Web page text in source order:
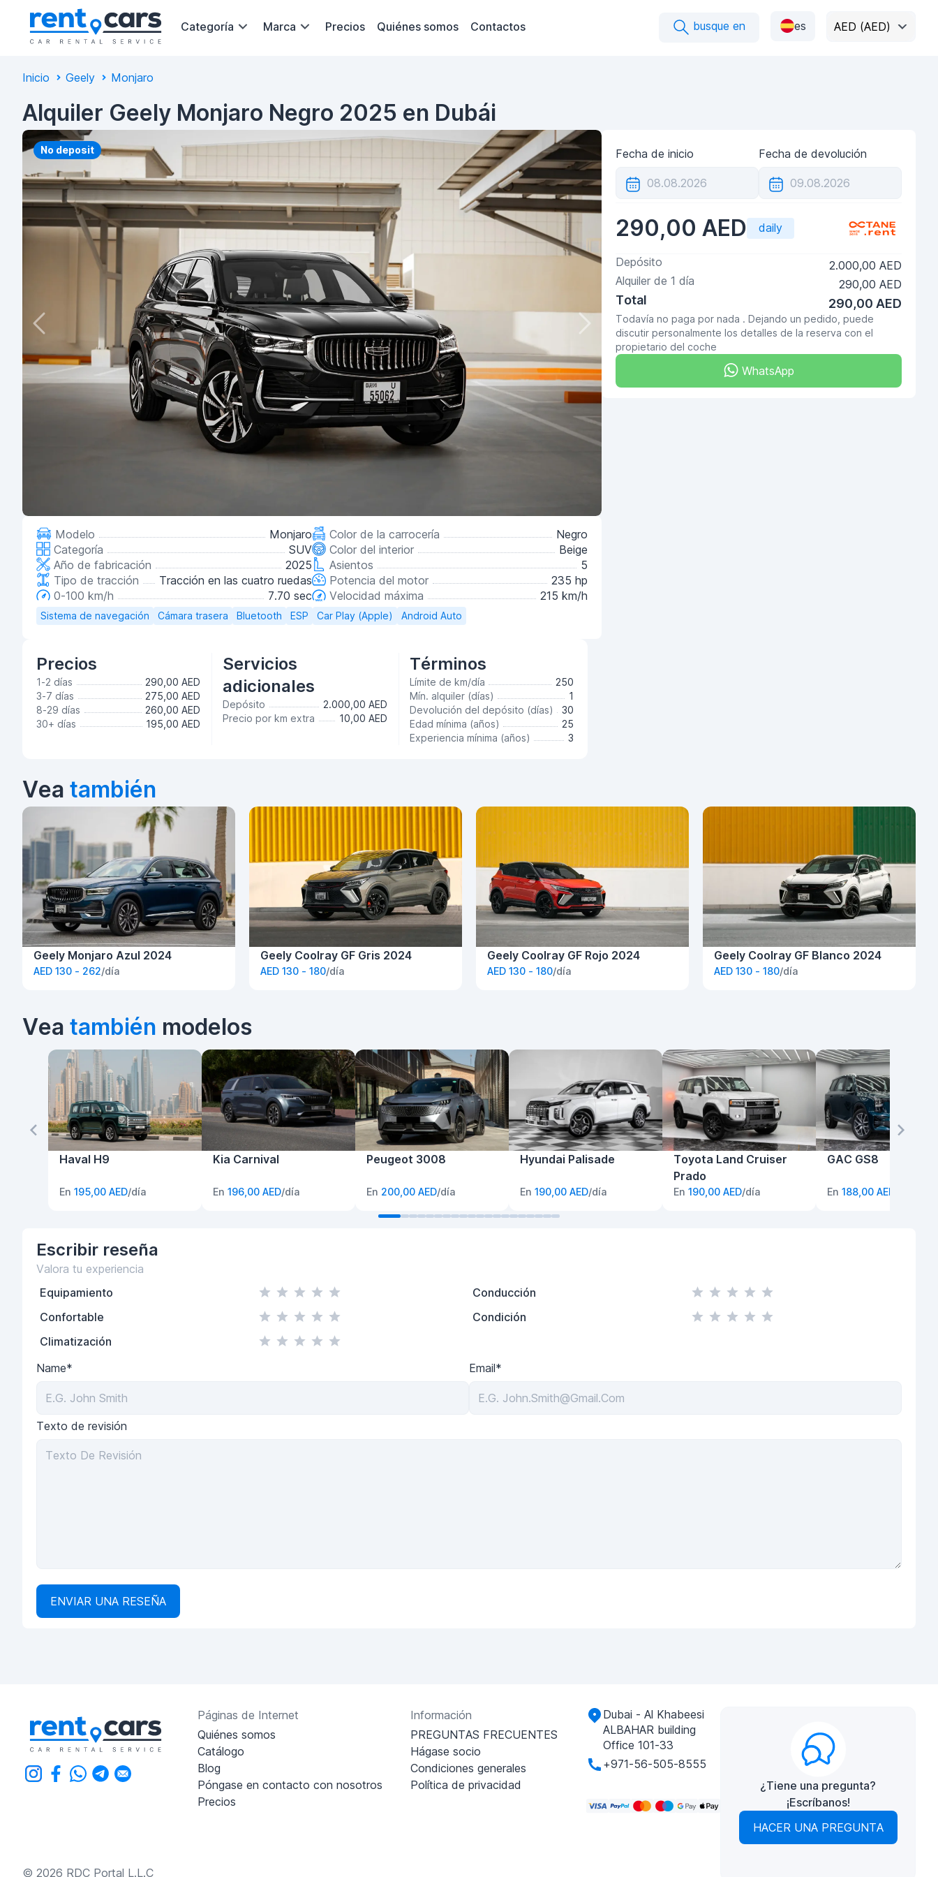
Categoría Marca Precios Quiénes somos Contactos busque en es AED (AED)
Inicio Geely Monjaro
Alquiler Geely Monjaro Negro 2025 en Dubái
No deposit
Modelo
Monjaro
Categoría
SUV
Año de fabricación
2025
Tipo de tracción
Tracción en las cuatro ruedas
0-100 km/h
7.70 sec
Color de la carrocería
Negro
Color del interior
Beige
Asientos
5
Potencia del motor
235 hp
Velocidad máxima
215 km/h
Sistema de navegación Cámara trasera Bluetooth ESP Car Play (Apple) Android Auto
Precios
1-2 días
290,00 AED
3-7 días
275,00 AED
8-29 días
260,00 AED
30+ días
195,00 AED
Servicios
adicionales
Depósito
2.000,00 AED
Precio por km extra
10,00 AED
Términos
Límite de km/día
250
Mín. alquiler (días)
1
Devolución del depósito (días)
30
Edad mínima (años)
25
Experiencia mínima (años)
3
Fecha de inicio Fecha de devolución
290,00 AED daily
Depósito
2.000,00 AED
Alquiler de 1 día 290,00 AED
Total 290,00 AED
Todavía no paga por nada . Dejando un pedido, puede
discutir personalmente los detalles de la reserva con el
propietario del coche
WhatsApp
Vea también
Geely Monjaro Azul 2024
AED 130 - 262/día
Geely Coolray GF Gris 2024
AED 130 - 180/día
Geely Coolray GF Rojo 2024
AED 130 - 180/día
Geely Coolray GF Blanco 2024
AED 130 - 180/día
Vea también modelos
Haval H9
En 195,00 AED/día
Kia Carnival
En 196,00 AED/día
Peugeot 3008
En 200,00 AED/día
Hyundai Palisade
En 190,00 AED/día
Toyota Land Cruiser
Prado
En 190,00 AED/día
GAC GS8
En 188,00 AED
Escribir reseña
Valora tu experiencia
Equipamiento
Confortable
Climatización
Conducción
Condición
Name* Email*
Texto de revisión
ENVIAR UNA RESEÑA
© 2026 RDC Portal L.L.C
Páginas de Internet
Quiénes somos
Catálogo
Blog
Póngase en contacto con nosotros
Precios
Información
PREGUNTAS FRECUENTES
Hágase socio
Condiciones generales
Política de privacidad
Dubai - Al Khabeesi
ALBAHAR building
Office 101-33
+971-56-505-8555
¿Tiene una pregunta?
¡Escríbanos!
HACER UNA PREGUNTA